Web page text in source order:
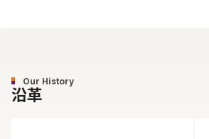
Our History
沿革